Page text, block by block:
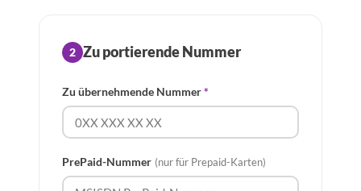
2 Zu portierende Nummer
Zu übernehmende Nummer*
PrePaid-Nummer (nur für Prepaid-Karten)